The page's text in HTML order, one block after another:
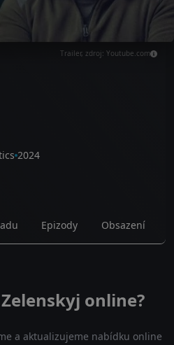
Trailer, zdroj: Youtube.com
2024
Epizody Obsazení
online?
a aktualizujeme nabídku online